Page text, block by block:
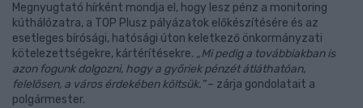
Megnyugtató hírként mondja el, hogy lesz pénz a monitoring
kúthálózatra, a TOP Plusz pályázatok előkészítésére és az
esetleges bírósági, hatósági úton keletkező önkormányzati
kötelezettségekre, kártérítésekre. „Mi pedig a továbbiakban is
azon fogunk dolgozni, hogy a győriek pénzét átláthatóan,
felelősen, a város érdekében költsük.”– zárja gondolatait a
polgármester.